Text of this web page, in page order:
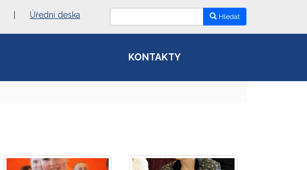
Úřední deska Hledat
KONTAKTY